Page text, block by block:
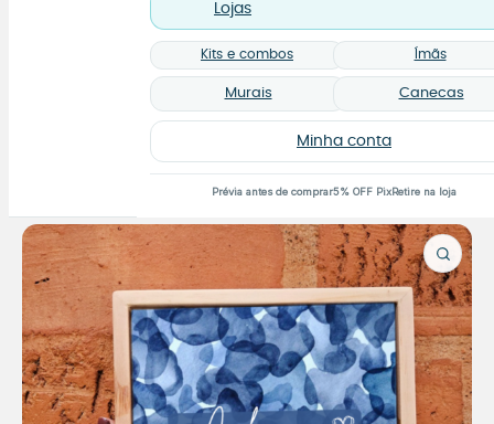
Lojas
Kits e combos Ímãs
Murais Canecas
Minha conta
Prévia antes de comprar5% OFF PixRetire na loja